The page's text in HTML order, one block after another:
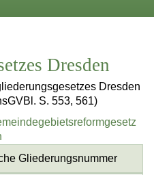
Dresden
Dresden
S. 553, 561)
Gliederungsnummer